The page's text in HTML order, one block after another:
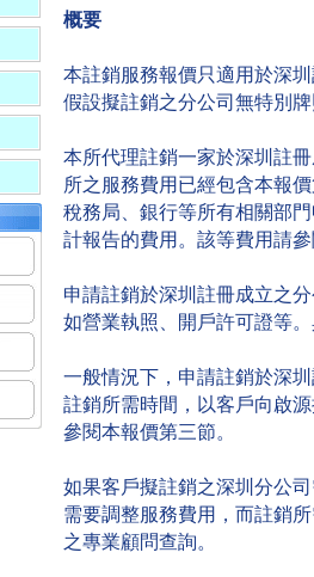
概要
本註銷服務報價只適用於深
假設擬註銷之分公司無特別
本所代理註銷一家於深圳註
所之服務費用已經包含本報
稅務局、銀行等所有相關部
計報告的費用。該等費用請
申請註銷於深圳註冊成立之
如營業執照、開戶許可證等
一般情況下，申請註銷於深
註銷所需時間，以客戶向啟
參閱本報價第三節。
如果客戶擬註銷之深圳分公
需要調整服務費用，而註銷
之專業顧問查詢。